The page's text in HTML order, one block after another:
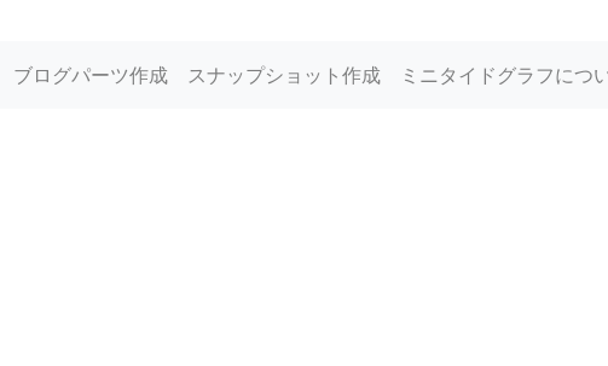
ブログパーツ作成 スナップショット作成 ミニタイドグラフにつ